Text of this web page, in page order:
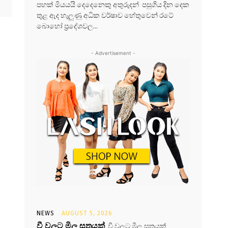
පහක් මියයයි දෙදෙනෙකු අතුරුදන් පසුගිය දින දෙක
තුළ ඇද හැලුණු අධික වර්ෂාව හේතුවෙන් රටේ
බොහෝ ප්‍රදේශවල...
- Advertisement -
NEWS AUGUST 5, 2026
වී වලට මිල සූත්‍රයක් වී වලට මිල සූත්‍රයක්